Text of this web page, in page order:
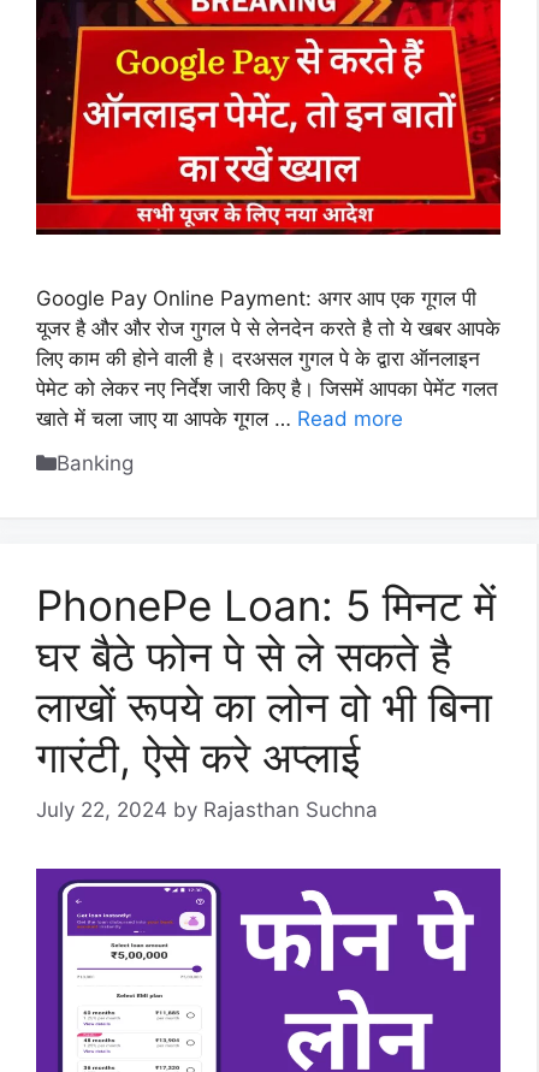
Google Pay Online Payment: अगर आप एक गूगल पी
यूजर है और और रोज गुगल पे से लेनदेन करते है तो ये खबर आपके
लिए काम की होने वाली है। दरअसल गुगल पे के द्वारा ऑनलाइन
पेमेट को लेकर नए निर्देश जारी किए है। जिसमें आपका पेमेंट गलत
खाते में चला जाए या आपके गूगल … Read more
Categories
Banking
PhonePe Loan: 5 मिनट में
घर बैठे फोन पे से ले सकते है
लाखों रूपये का लोन वो भी बिना
गारंटी, ऐसे करे अप्लाई
July 22, 2024 by Rajasthan Suchna